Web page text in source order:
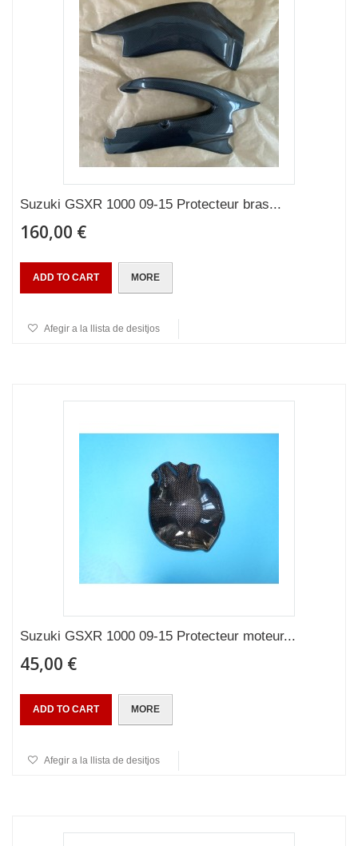
Suzuki GSXR 1000 09-15 Protecteur bras...
160,00 €
ADD TO CART MORE
Afegir a la llista de desitjos
Suzuki GSXR 1000 09-15 Protecteur moteur...
45,00 €
ADD TO CART MORE
Afegir a la llista de desitjos